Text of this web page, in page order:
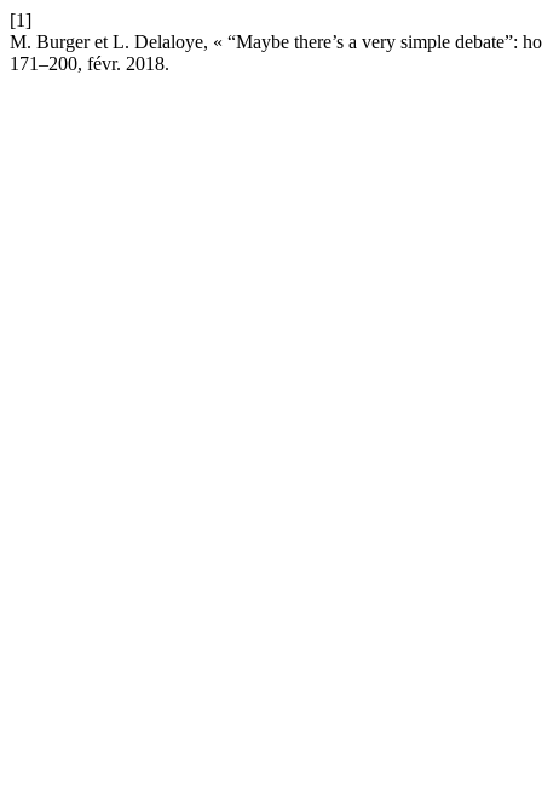
[1]
M. Burger et L. Delaloye, « “Maybe there’s a very simple debate”:
171–200, févr. 2018.